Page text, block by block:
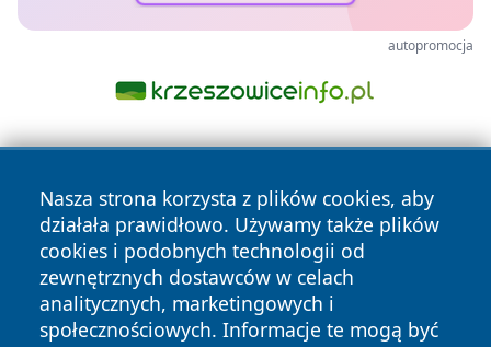
autopromocja
Nasza strona korzysta z plików cookies, aby
działała prawidłowo. Używamy także plików
cookies i podobnych technologii od
zewnętrznych dostawców w celach
analitycznych, marketingowych i
społecznościowych. Informacje te mogą być
Copyright © 2026 dabrowski24.pl Wszystkie prawa
zastrzeżone.